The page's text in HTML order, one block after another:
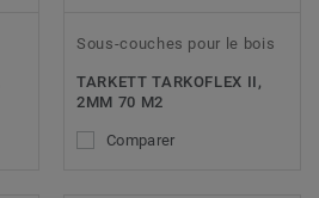
Sous-couches pour le bois
TARKETT TARKOFLEX II,
2MM 70 M2
Comparer